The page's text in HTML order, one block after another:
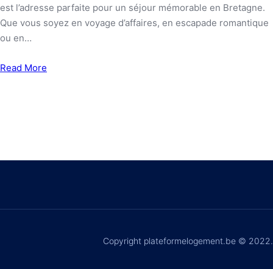
est l’adresse parfaite pour un séjour mémorable en Bretagne.
Que vous soyez en voyage d’affaires, en escapade romantique
ou en…
Read More
Copyright plateformelogement.be © 2022.